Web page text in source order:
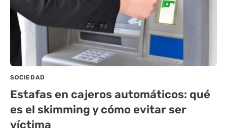
SOCIEDAD
Estafas en cajeros automáticos: qué
es el skimming y cómo evitar ser
víctima